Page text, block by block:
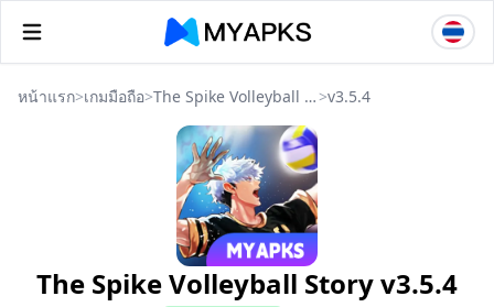
หน้าแรก>เกมมือถือ> The Spike Volleyball Story >v3.5.4
The Spike Volleyball Story v3.5.4